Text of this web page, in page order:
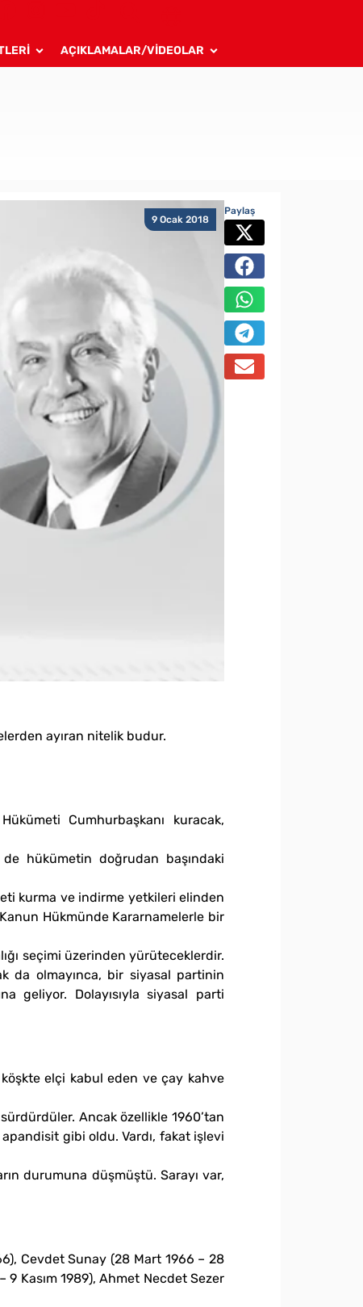
AÇIKLAMALAR/VİDEOLAR
9 Ocak 2018
ayıran nitelik budur.
Cumhurbaşkanı kuracak,
hükümetin doğrudan başındaki
kurma ve indirme yetkileri elinden
Hükmünde Kararnamelerle bir
seçimi üzerinden yürüteceklerdir.
da olmayınca, bir siyasal partinin
geliyor. Dolayısıyla siyasal parti
elçi kabul eden ve çay kahve
Ancak özellikle 1960’tan
apandisit gibi oldu. Vardı, fakat işlevi
durumuna düşmüştü. Sarayı var,
Cevdet Sunay (28 Mart 1966 – 28
9 Kasım 1989), Ahmet Necdet Sezer
Paylaş